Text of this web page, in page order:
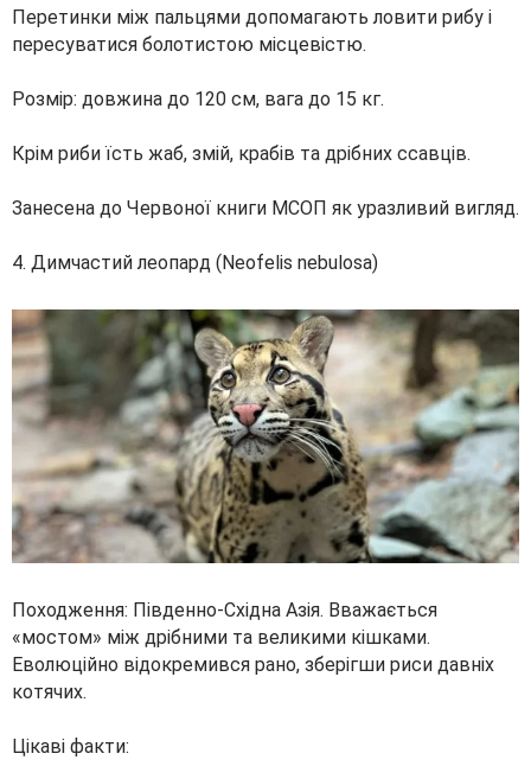
Перетинки між пальцями допомагають ловити рибу і
пересуватися болотистою місцевістю.
Розмір: довжина до 120 см, вага до 15 кг.
Крім риби їсть жаб, змій, крабів та дрібних ссавців.
Занесена до Червоної книги МСОП як уразливий вигляд.
4. Димчастий леопард (Neofelis nebulosa)
Походження: Південно-Східна Азія. Вважається
«мостом» між дрібними та великими кішками.
Еволюційно відокремився рано, зберігши риси давніх
котячих.
Цікаві факти: